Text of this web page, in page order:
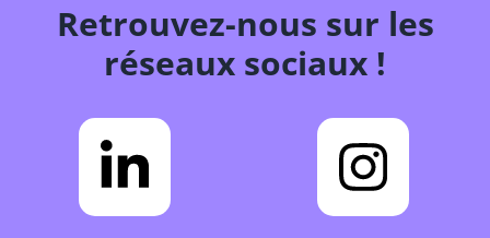
Retrouvez-nous sur les
réseaux sociaux !